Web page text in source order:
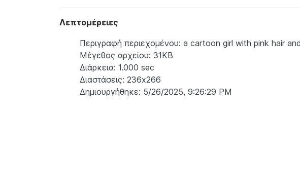
Λεπτομέρειες
Περιγραφή περιεχομένου: a cartoon girl with pink hair
Μέγεθος αρχείου: 31KB
Διάρκεια: 1.000 sec
Διαστάσεις: 236x266
Δημιουργήθηκε: 5/26/2025, 9:26:29 PM